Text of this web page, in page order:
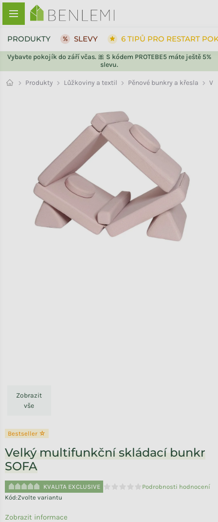
Přejít na obsah
Vybavte pokojík do září včas. 🎀 S kódem PROTEBE5 máte ještě 5%
slevu.
PRODUKTY SLEVY 6 TIPŮ PRO RESTART
Produkty Lůžkoviny a textil Pěnové bunkry a křesla
Zobrazit
vše
Bestseller ☆
Velký multifunkční skládací bunkr
SOFA
KVALITA EXCLUSIVE
Průměrné hodnocení produktu
Podrobnosti hodnocení
Kód:Zvolte variantu
Zobrazit informace
ZPĚT DO OBCHODU
ZPĚT DO OBCHODU